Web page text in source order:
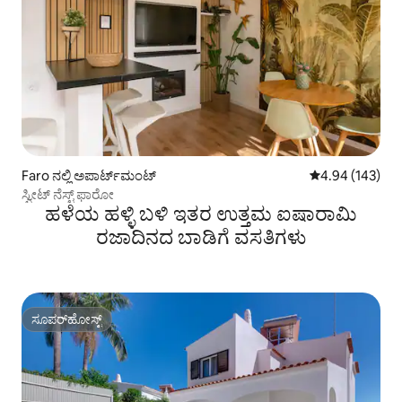
Faro ನಲ್ಲಿ ಅಪಾರ್ಟ್‌ಮಂಟ್ 5 ರಲ್ಲಿ 4.94
4.94 (143)
ಸ್ವೀಟ್ ನೆಸ್ಟ್ ಫಾರೋ
ಹಳೆಯ ಹಳ್ಳಿ ಬಳಿ ಇತರ ಉತ್ತಮ ಐಷಾರಾಮಿ
ರಜಾದಿನದ ಬಾಡಿಗೆ ವಸತಿಗಳು
ಸೂಪರ್‌ಹೋಸ್ಟ್
ಸೂಪರ್‌ಹೋಸ್ಟ್